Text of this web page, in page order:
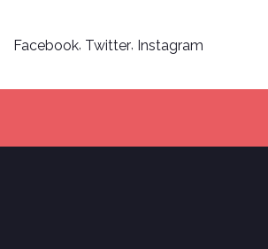
Facebook, Twitter, Instagram